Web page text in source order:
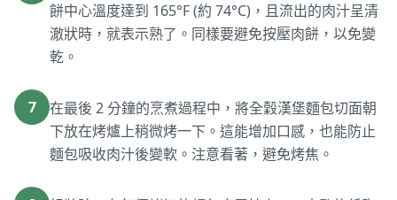
餅中心溫度達到 165°F (約 74°C)，且流出的肉汁呈清
澈狀時，就表示熟了。同樣要避免按壓肉餅，以免變
乾。
7
在最後 2 分鐘的烹煮過程中，將全穀漢堡麵包切面朝
下放在烤爐上稍微烤一下。這能增加口感，也能防止
麵包吸收肉汁後變軟。注意看著，避免烤焦。